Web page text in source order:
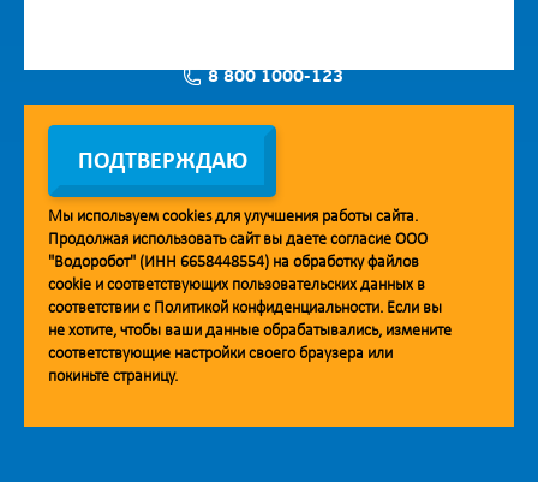
8 800 1000-123
Заявка на установку
Мобильное приложение Vodorobot
ПОДТВЕРЖДАЮ
Мы используем cookiesдля улучшения работы сайта.
Продолжая использовать сайт вы даете согласие ООО
"Водоробот" (ИНН 6658448554) на обработку файлов
cookie и соответствующих пользовательских данных в
соответствии с Политикой конфиденциальности. Если вы
не хотите, чтобы ваши данные обрабатывались, измените
соответствующие настройки своего браузера или
покиньте страницу.